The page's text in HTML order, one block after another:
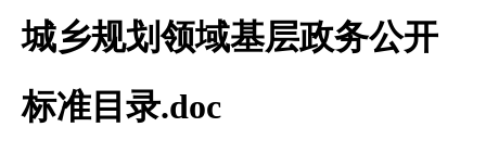
城乡规划领域基层政务公开
标准目录.doc